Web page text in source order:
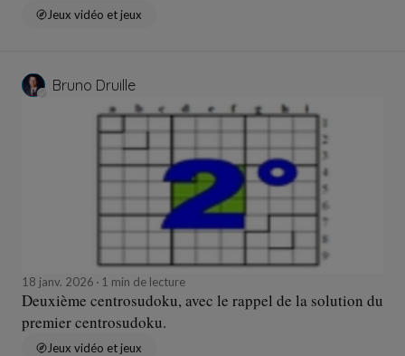
Jeux vidéo et jeux
Bruno Druille
18 janv. 2026 1 min de lecture
Deuxième centrosudoku, avec le rappel de la solution du
premier centrosudoku.
Jeux vidéo et jeux